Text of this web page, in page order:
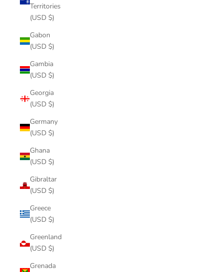
Territories
(USD $)
Gabon
(USD $)
Gambia
(USD $)
Georgia
(USD $)
Germany
(USD $)
Ghana
(USD $)
Gibraltar
(USD $)
Greece
(USD $)
Greenland
(USD $)
Grenada